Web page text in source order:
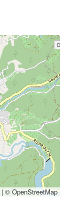
| © OpenStreetMap